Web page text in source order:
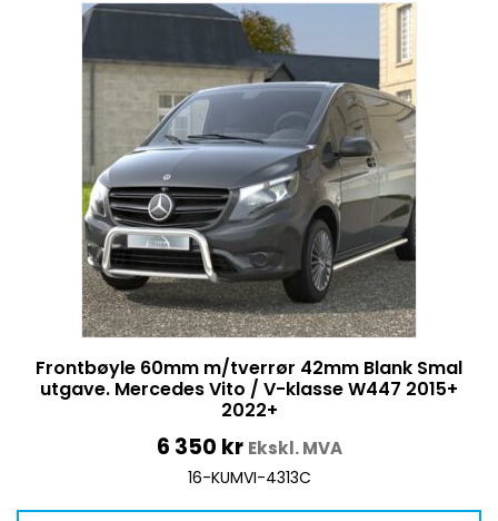
Frontbøyle 60mm m/tverrør 42mm Blank Smal
utgave. Mercedes Vito / V-klasse W447 2015+
2022+
6 350 kr Ekskl. MVA
16-KUMVI-4313C